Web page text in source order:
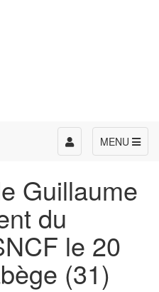
MENU
Toggle
navigation
Guillaume
du
le 20
(31)